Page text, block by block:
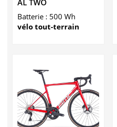
AL TWO
Batterie : 500 Wh
vélo tout-terrain